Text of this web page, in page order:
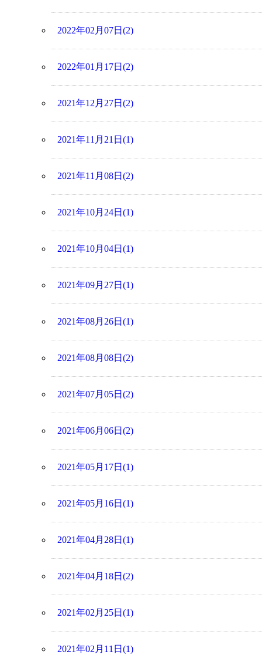
2022年02月07日(2)
2022年01月17日(2)
2021年12月27日(2)
2021年11月21日(1)
2021年11月08日(2)
2021年10月24日(1)
2021年10月04日(1)
2021年09月27日(1)
2021年08月26日(1)
2021年08月08日(2)
2021年07月05日(2)
2021年06月06日(2)
2021年05月17日(1)
2021年05月16日(1)
2021年04月28日(1)
2021年04月18日(2)
2021年02月25日(1)
2021年02月11日(1)